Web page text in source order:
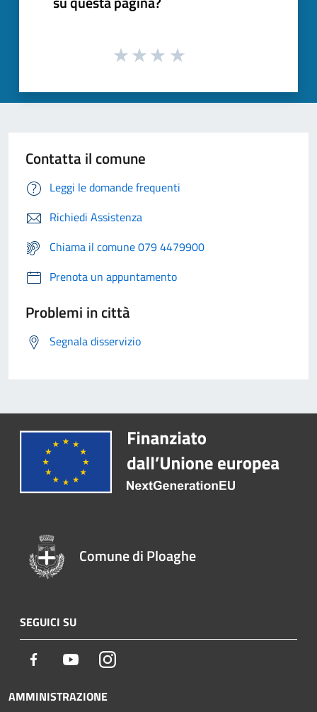
Contatta il comune
Leggi le domande frequenti
Richiedi Assistenza
Chiama il comune 079 4479900
Prenota un appuntamento
Problemi in città
Segnala disservizio
Comune di Ploaghe
SEGUICI SU
Facebook YoutubeInstagram
AMMINISTRAZIONE